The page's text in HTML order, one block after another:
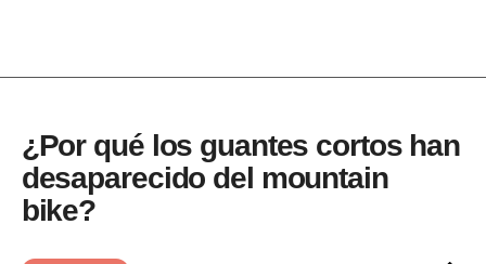
¿Por qué los guantes cortos han
desaparecido del mountain
bike?